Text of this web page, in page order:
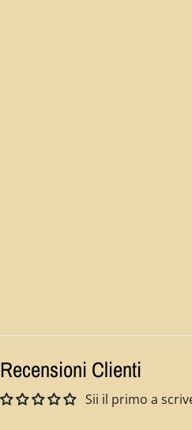
Recensioni Clienti
Sii il primo a